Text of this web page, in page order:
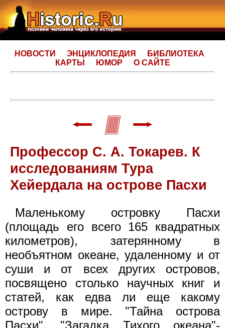
НОВОСТИ ЭНЦИКЛОПЕДИЯ
БИБЛИОТЕКА
КАРТЫ
ЮМОР О САЙТЕ
Профессор С. А. Токарев. К
исследованиям Тура
Хейердала на острове Пасхи
Маленькому островку Пасхи
(площадь его всего 165 квадратных
километров), затерянному в
необъятном океане, удаленному и от
суши и от всех других островов,
посвящено столько научных книг и
статей, как едва ли еще какому
острову в мире. "Тайна острова
Пасхи", "Загадка Тихого океана"-